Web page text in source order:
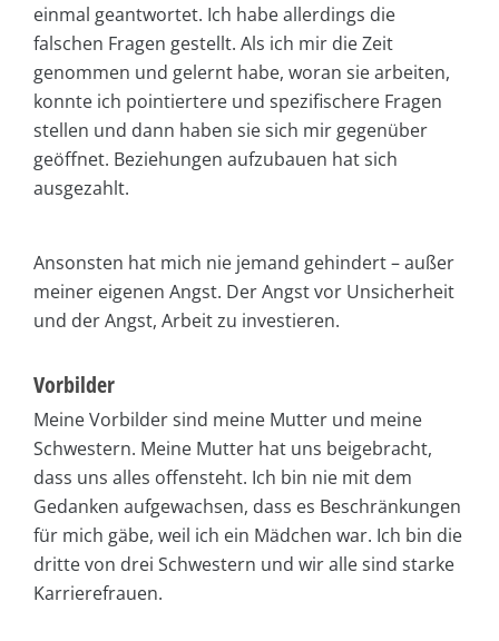
einmal geantwortet. Ich habe allerdings die
falschen Fragen gestellt. Als ich mir die Zeit
genommen und gelernt habe, woran sie arbeiten,
konnte ich pointiertere und spezifischere Fragen
stellen und dann haben sie sich mir gegenüber
geöffnet. Beziehungen aufzubauen hat sich
ausgezahlt.
Ansonsten hat mich nie jemand gehindert – außer
meiner eigenen Angst. Der Angst vor Unsicherheit
und der Angst, Arbeit zu investieren.
Vorbilder
Meine Vorbilder sind meine Mutter und meine
Schwestern. Meine Mutter hat uns beigebracht,
dass uns alles offensteht. Ich bin nie mit dem
Gedanken aufgewachsen, dass es Beschränkungen
für mich gäbe, weil ich ein Mädchen war. Ich bin die
dritte von drei Schwestern und wir alle sind starke
Karrierefrauen.